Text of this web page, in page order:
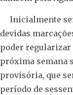
Inicialmente
devidas
poder regularizar
próxima semana
provisória, que
período de